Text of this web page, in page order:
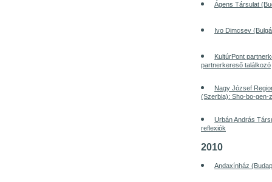
Ágens Társulat
Ivo Dimcsev
KultúrPont
partnerkereső találkozó
Nagy József
(Szerbia): Sho-bo-gen-
Urbán András
reflexiók
2010
Andaxínház